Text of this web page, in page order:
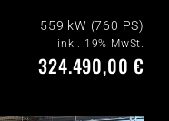
559 kW (760 PS)
inkl. 19% MwSt.
324.490,00 €